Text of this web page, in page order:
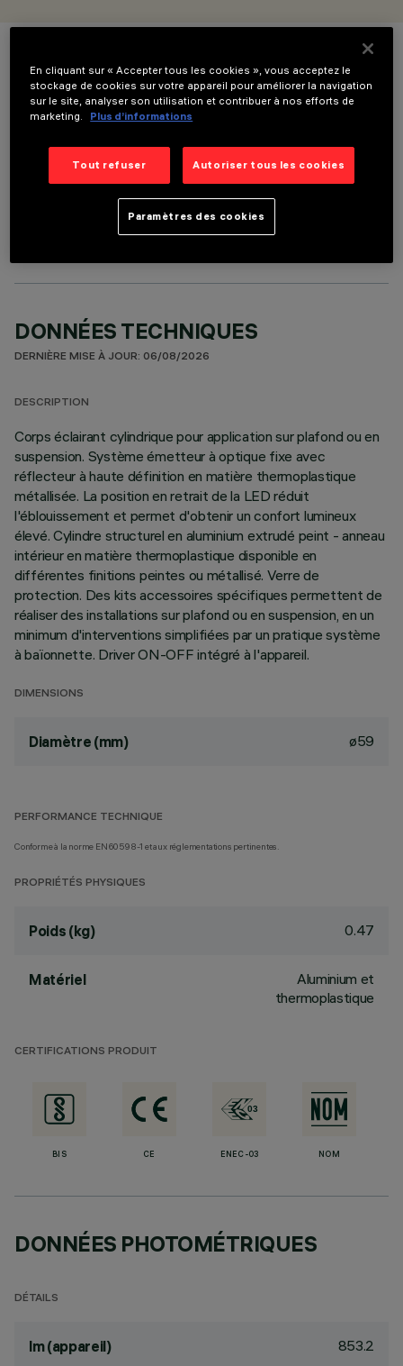
COULEUR
COMPOSANTS OPTIONNELS
DONNÉES TECHNIQUES
DERNIÈRE MISE À JOUR: 06/08/2026
DESCRIPTION
Corps éclairant cylindrique pour application sur plafond ou en
suspension. Système émetteur à optique fixe avec
réflecteur à haute définition en matière thermoplastique
métallisée. La position en retrait de la LED réduit
l'éblouissement et permet d'obtenir un confort lumineux
élevé. Cylindre structurel en aluminium extrudé peint - anneau
intérieur en matière thermoplastique disponible en
différentes finitions peintes ou métallisé. Verre de
protection. Des kits accessoires spécifiques permettent de
réaliser des installations sur plafond ou en suspension, en un
minimum d'interventions simplifiées par un pratique système
à baïonnette. Driver ON-OFF intégré à l'appareil.
DIMENSIONS
Diamètre (mm) ø59
PERFORMANCE TECHNIQUE
Conforme à la norme EN60598-1 et aux réglementations pertinentes.
PROPRIÉTÉS PHYSIQUES
Poids (kg) 0.47
Matériel
Aluminium et
thermoplastique
CERTIFICATIONS PRODUIT
BIS CE ENEC-03 NOM
DONNÉES PHOTOMÉTRIQUES
DÉTAILS
lm (appareil) 853.2
En cliquant sur « Accepter tous les cookies », vous acceptez le
stockage de cookies sur votre appareil pour améliorer la navigation
sur le site, analyser son utilisation et contribuer à nos efforts de
marketing.
Plus d’informations
Tout refuser Autoriser tous les cookies
Paramètres des cookies